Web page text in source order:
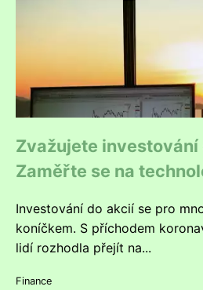
Zvažujete investování
Zaměřte se na
Investování do akcií se pro
koníčkem. S příchodem
lidí rozhodla přejít na...
Finance